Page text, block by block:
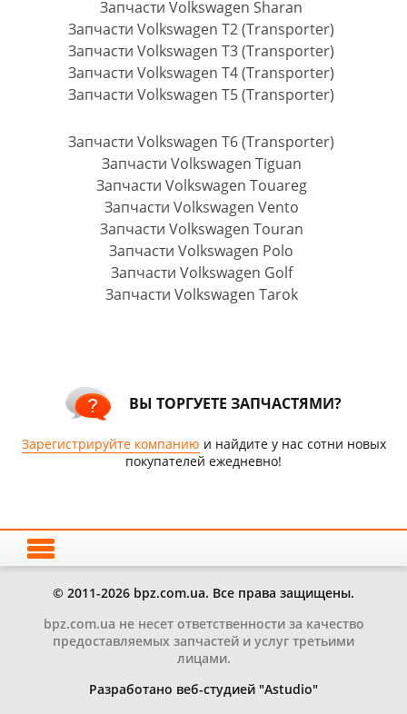
Запчасти Volkswagen Sharan
Запчасти Volkswagen T2 (Transporter)
Запчасти Volkswagen T3 (Transporter)
Запчасти Volkswagen T4 (Transporter)
Запчасти Volkswagen T5 (Transporter)
Запчасти Volkswagen T6 (Transporter)
Запчасти Volkswagen Tiguan
Запчасти Volkswagen Touareg
Запчасти Volkswagen Vento
Запчасти Volkswagen Touran
Запчасти Volkswagen Polo
Запчасти Volkswagen Golf
Запчасти Volkswagen Tarok
ВЫ ТОРГУЕТЕ ЗАПЧАСТЯМИ?
Зарегистрируйте компанию и найдите у нас сотни новых
покупателей ежедневно!
© 2011-2026 bpz.com.ua. Все права защищены.
bpz.com.ua не несет ответственности за качество
предоставляемых запчастей и услуг третьими
лицами.
Разработано веб-студией "Astudio"